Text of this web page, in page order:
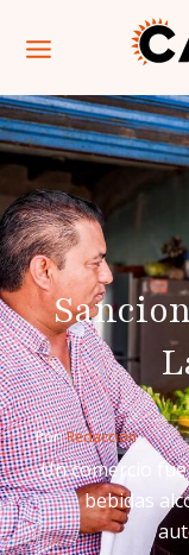
Por: Redacción
Un comercio
bebidas